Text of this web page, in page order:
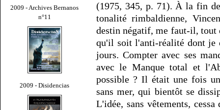
2009 - Archives Bernanos
n°11
2009 - Disidencias
(1975, 345, p. 71). À la fin
tonalité rimbaldienne,
destin négatif, me faut-il, tout
qu'il soit l'anti-réalité dont je
jours. Compter avec ses
avec le Manque total et
possible ? Il était une fois
sans mer, qui bientôt se
L'idée, sans vêtements,